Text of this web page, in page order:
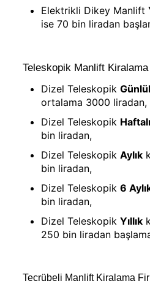
Elektrikli Dikey Manlift
ise 70 bin liradan
Teleskopik Manlift Kiralama
Dizel Teleskopik
ortalama 3000 liradan,
Dizel Teleskopik
bin liradan,
Dizel Teleskopik Aylık
bin liradan,
Dizel Teleskopik 6
bin liradan,
Dizel Teleskopik Yıllık
250 bin liradan
Tecrübeli Manlift Kiralama